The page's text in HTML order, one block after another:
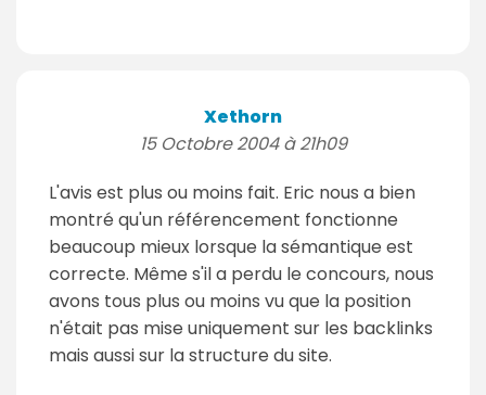
Xethorn
15 Octobre 2004 à 21h09
L'avis est plus ou moins fait. Eric nous a bien
montré qu'un référencement fonctionne
beaucoup mieux lorsque la sémantique est
correcte. Même s'il a perdu le concours, nous
avons tous plus ou moins vu que la position
n'était pas mise uniquement sur les backlinks
mais aussi sur la structure du site.